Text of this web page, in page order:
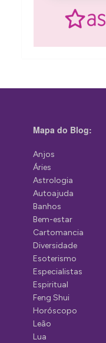
Mapa do Blog:
Anjos
Áries
Astrologia
Autoajuda
Banhos
Bem-estar
Cartomancia
Diversidade
Esoterismo
Especialistas
Espiritual
Feng Shui
Horóscopo
Leão
Lua